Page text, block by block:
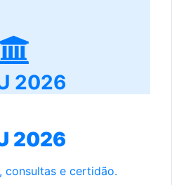
2026
2026
consultas e certidão.